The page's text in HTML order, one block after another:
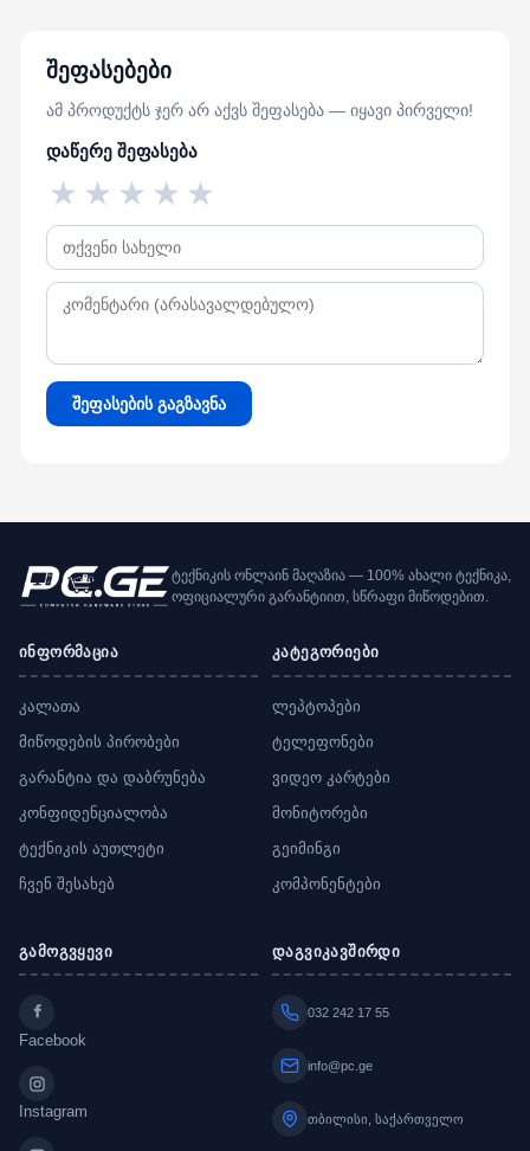
შეფასებები
ამ პროდუქტს ჯერ არ აქვს შეფასება — იყავი პირველი!
დაწერე შეფასება
★
★
★
★
★
შეფასების გაგზავნა
ტექნიკის ონლაინ მაღაზია — 100% ახალი ტექნიკა,
ოფიციალური გარანტიით, სწრაფი მიწოდებით.
ინფორმაცია
კალათა
მიწოდების პირობები
გარანტია და დაბრუნება
კონფიდენციალობა
ტექნიკის აუთლეტი
ჩვენ შესახებ
კატეგორიები
ლეპტოპები
ტელეფონები
ვიდეო კარტები
მონიტორები
გეიმინგი
კომპონენტები
გამოგვყევი
Facebook
Instagram
დაგვიკავშირდი
032 242 17 55
info@pc.ge
თბილისი, საქართველო